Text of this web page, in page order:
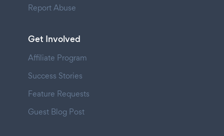
Report Abuse
Get Involved
Affiliate Program
Success Stories
Feature Requests
Guest Blog Post